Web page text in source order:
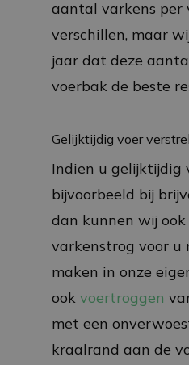
aantal varkens per
verschillen, maar
jaar dat deze
voerbak de beste
Gelijktijdig voer
Indien u gelijktijdig
bijvoorbeeld bij
dan kunnen wij ook
varkenstrog voor u
maken in onze
ook voertroggen
met een
kraalrand aan de